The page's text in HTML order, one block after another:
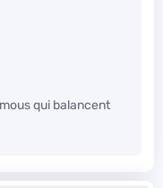
qui balancent